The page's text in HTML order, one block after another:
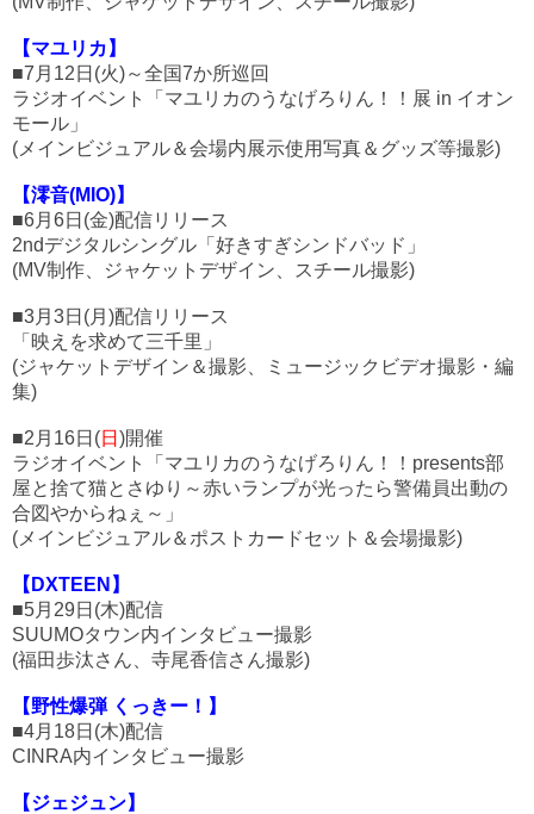
【マユリカ】
■7月12日(火)～全国7か所巡回
ラジオイベント「マユリカのうなげろりん！！展 in イオン
モール」
(メインビジュアル＆会場内展示使用写真＆グッズ等撮影)
【澪音(MIO)】
■6月6日(金)配信リリース
2ndデジタルシングル「好きすぎシンドバッド」
(MV制作、ジャケットデザイン、スチール撮影)
■3月3日(月)配信リリース
「映えを求めて三千里」
(ジャケットデザイン＆撮影、ミュージックビデオ撮影・編
集)
■2月16日(日 )開催
ラジオイベント「マユリカのうなげろりん！！presents部
屋と捨て猫とさゆり～赤いランプが光ったら警備員出動の
合図やからねぇ～」
(メインビジュアル＆ポストカードセット＆会場撮影)
【DXTEEN】
■5月29日(木)配信
SUUMOタウン内インタビュー撮影
(福田歩汰さん、寺尾香信さん撮影)
【野性爆弾 くっきー！】
■4月18日(木)配信
CINRA内インタビュー撮影
【ジェジュン】